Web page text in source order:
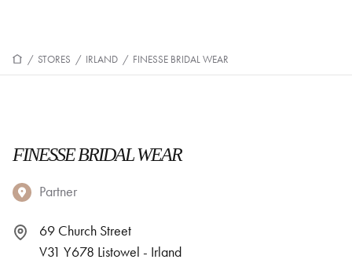
/ STORES / IRLAND / FINESSE BRIDAL WEAR
FINESSE BRIDAL WEAR
Partner
69 Church Street
V31 Y678 Listowel - Irland